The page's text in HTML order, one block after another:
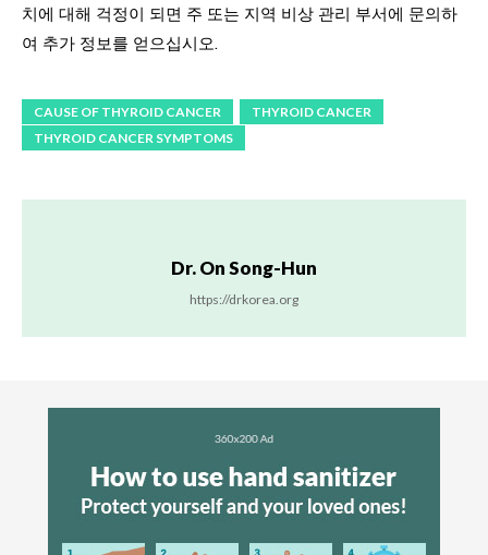
치에 대해 걱정이 되면 주 또는 지역 비상 관리 부서에 문의하
여 추가 정보를 얻으십시오.
CAUSE OF THYROID CANCER
THYROID CANCER
THYROID CANCER SYMPTOMS
Dr. On Song-Hun
https://drkorea.org